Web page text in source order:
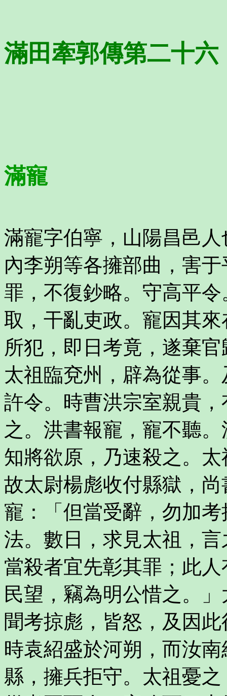
滿田牽郭傳第二十六
滿寵
滿寵字伯寧，山陽昌邑
內李朔等各擁部曲，害
罪，不復鈔略。守高平
取，干亂吏政。寵因其
所犯，即日考竟，遂棄官
太祖臨兗州，辟為從事
許令。時曹洪宗室親貴
之。洪書報寵，寵不聽
知將欲原，乃速殺之。
故太尉楊彪收付縣獄，
寵：「但當受辭，勿加
法。數日，求見太祖，
當殺者宜先彰其罪；此
民望，竊為明公惜之。
聞考掠彪，皆怒，及因
時袁紹盛於河朔，而汝
縣，擁兵拒守。太祖憂